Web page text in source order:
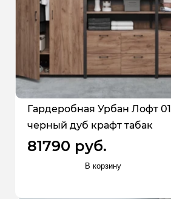
Гардеробная Урбан Лофт 01
черный дуб крафт табак
81790 руб.
В корзину